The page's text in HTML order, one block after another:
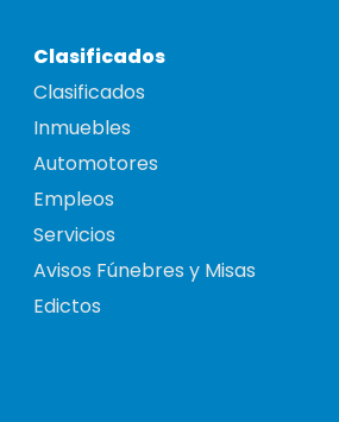
Clasificados
Clasificados
Inmuebles
Automotores
Empleos
Servicios
Avisos Fúnebres y Misas
Edictos